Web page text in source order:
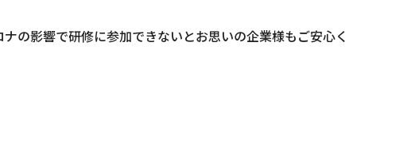
の影響で研修に参加できないとお思いの企業様もご安心く